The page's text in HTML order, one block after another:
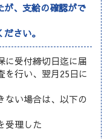
が、支給の確認がで
さい。
に受付締切日迄に届
を行い、翌月25日に
ない場合は、以下の
受理した